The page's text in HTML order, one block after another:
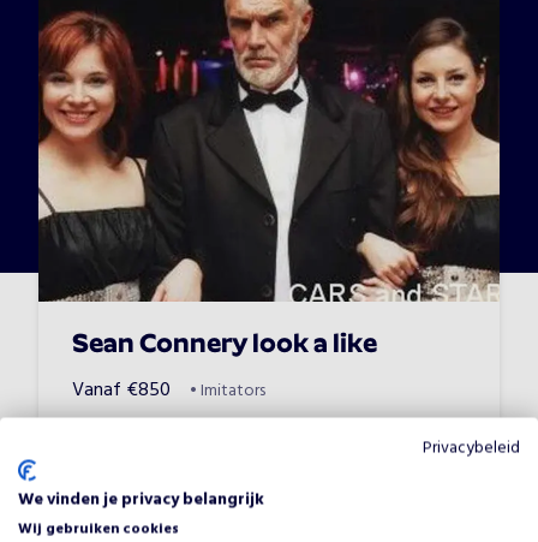
Sean Connery look a like
Vanaf €850 •Imitators
Privacybeleid
We vinden je privacy belangrijk
Wij gebruiken cookies